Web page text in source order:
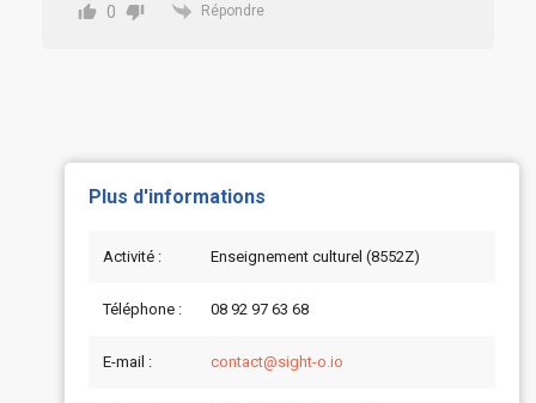
0 Répondre
Plus d'informations
Activité : Enseignement culturel (8552Z)
Téléphone : 08 92 97 63 68
E-mail : contact@sight-o.io